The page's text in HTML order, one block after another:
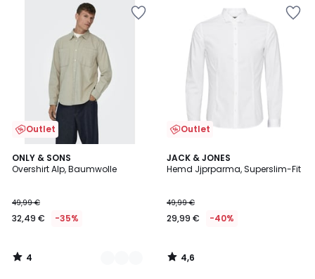
Outlet
ONLY & SONS
Overshirt Alp, Baumwolle
49,99 €
32,49 € -35%
4
/
2
Farben
4
/
Outlet
JACK & JONES
Hemd Jjprparma, Superslim-Fit
49,99 €
29,99 € -40%
4,6
/ 5
4,6
/